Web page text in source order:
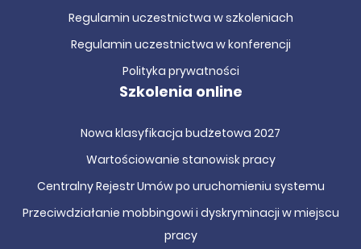
Regulamin uczestnictwa w szkoleniach
Regulamin uczestnictwa w konferencji
Polityka prywatności
Szkolenia online
Nowa klasyfikacja budżetowa 2027
Wartościowanie stanowisk pracy
Centralny Rejestr Umów po uruchomieniu systemu
Przeciwdziałanie mobbingowi i dyskryminacji w miejscu
pracy